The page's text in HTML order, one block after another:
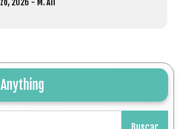
Palestina en Argentina conmemoró el
Palestino", con la inauguración de
“Imágenes por la libertad y